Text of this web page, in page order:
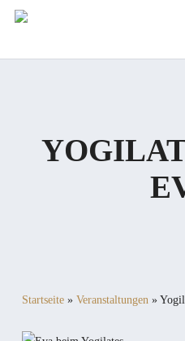
Skip
Startseite» Veranstaltungen»